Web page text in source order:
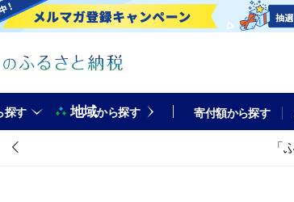
探す 地域から探す 寄付額から探す
「